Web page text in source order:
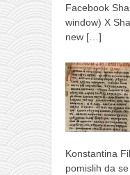
Facebook
window) X
new […]
Konstantina
pomislih da